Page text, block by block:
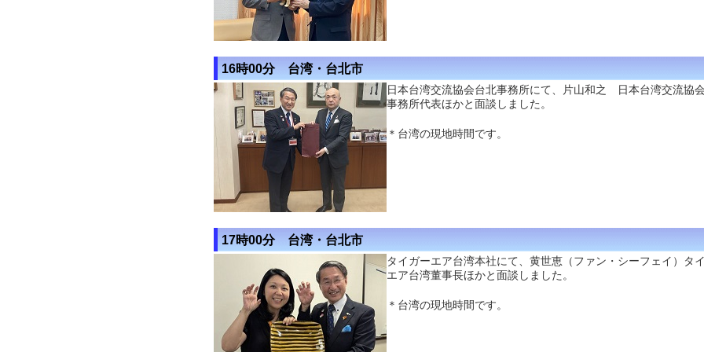
16時00分 台湾・台北市
日本台湾交流協会台北事務所にて、片山和之 日本台湾交流協
事務所代表ほかと面談しました。
＊台湾の現地時間です。
17時00分 台湾・台北市
タイガーエア台湾本社にて、黄世恵（ファン・シーフェイ）タ
エア台湾董事長ほかと面談しました。
＊台湾の現地時間です。